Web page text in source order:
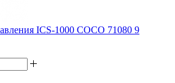
ICS-1000 COCO 71080 9